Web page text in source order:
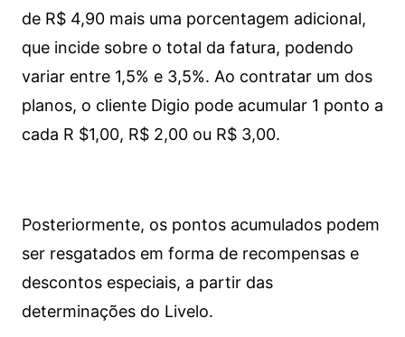
de R$ 4,90 mais uma porcentagem adicional,
que incide sobre o total da fatura, podendo
variar entre 1,5% e 3,5%. Ao contratar um dos
planos, o cliente Digio pode acumular 1 ponto a
cada R $1,00, R$ 2,00 ou R$ 3,00.
Posteriormente, os pontos acumulados podem
ser resgatados em forma de recompensas e
descontos especiais, a partir das
determinações do Livelo.